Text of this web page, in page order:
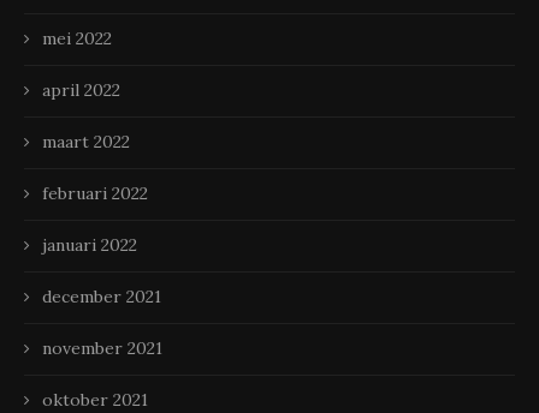
mei 2022
april 2022
maart 2022
februari 2022
januari 2022
december 2021
november 2021
oktober 2021